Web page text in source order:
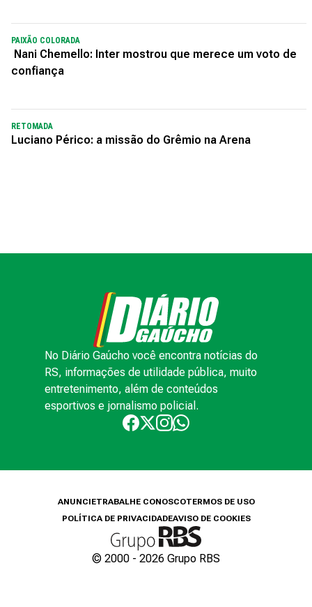
PAIXÃO COLORADA
Nani Chemello: Inter mostrou que merece um voto de
confiança
RETOMADA
Luciano Périco: a missão do Grêmio na Arena
No Diário Gaúcho você encontra notícias do
RS, informações de utilidade pública, muito
entretenimento, além de conteúdos
esportivos e jornalismo policial.
ANUNCIETRABALHE CONOSCOTERMOS DE USO
POLÍTICA DE PRIVACIDADEAVISO DE COOKIES
© 2000 - 2026 Grupo RBS